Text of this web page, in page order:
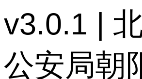
v3.0.1 |
公安局朝